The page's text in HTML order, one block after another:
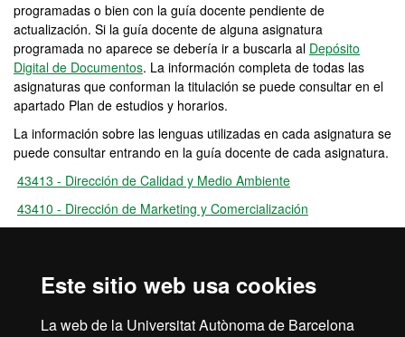
Este sitio web usa cookies
La web de la Universitat Autònoma de Barcelona
programadas o bien con la guía docente pendiente de
actualización. Si la guía docente de alguna asignatura
programada no aparece se debería ir a buscarla al Depósito
Digital de Documentos. La información completa de todas las
asignaturas que conforman la titulación se puede consultar en el
apartado Plan de estudios y horarios.
La información sobre las lenguas utilizadas en cada asignatura se
puede consultar entrando en la guía docente de cada asignatura.
43413 - Dirección de Calidad y Medio Ambiente
43410 - Dirección de Marketing y Comercialización
43408 - Dirección Estratégica
43411 - Dirección Financiera